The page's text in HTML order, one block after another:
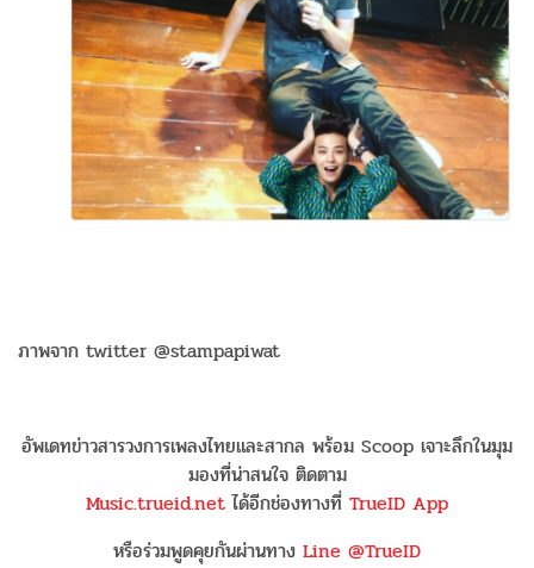
ภาพจาก twitter @stampapiwat
อัพเดทข่าวสารวงการเพลงไทยและสากล พร้อม Scoop เจาะลึกในมุม
มองที่น่าสนใจ ติดตาม
Music.trueid.net ได้อีกช่องทางที่ TrueID App
หรือร่วมพูดคุยกันผ่านทาง Line @TrueID